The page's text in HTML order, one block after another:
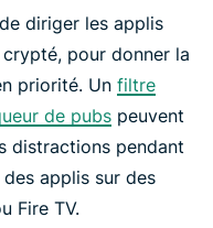
diriger les applis
pour donner la
priorité. Un filtre
de pubs peuvent
distractions pendant
applis sur des
Fire TV.